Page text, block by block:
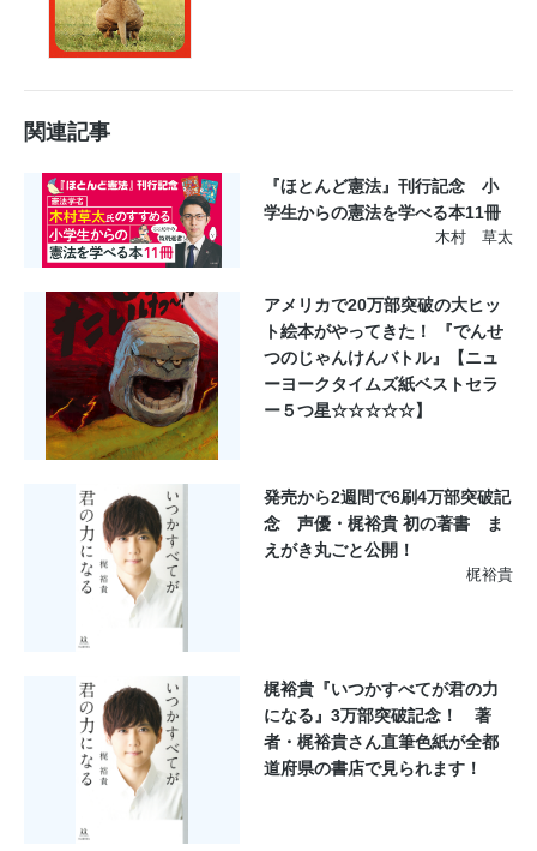
関連記事
『ほとんど憲法』刊行記念 小
学生からの憲法を学べる本11冊
木村 草太
アメリカで20万部突破の大ヒッ
ト絵本がやってきた！ 『でんせ
つのじゃんけんバトル』【ニュ
ーヨークタイムズ紙ベストセラ
ー５つ星☆☆☆☆☆】
発売から2週間で6刷4万部突破記
念 声優・梶裕貴 初の著書 ま
えがき丸ごと公開！
梶裕貴
梶裕貴『いつかすべてが君の力
になる』3万部突破記念！ 著
者・梶裕貴さん直筆色紙が全都
道府県の書店で見られます！